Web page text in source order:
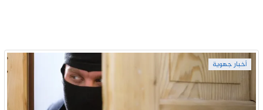
أخبار جهوية